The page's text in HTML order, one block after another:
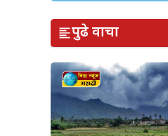
पुढे वाचा